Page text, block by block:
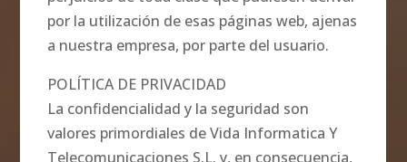
por la utilización de esas páginas web, ajenas
a nuestra empresa, por parte del usuario.
POLÍTICA DE PRIVACIDAD
La confidencialidad y la seguridad son
valores primordiales de Vida Informatica Y
Telecomunicaciones S.L. y, en consecuencia,